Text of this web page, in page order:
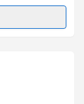
takvimi
almanız